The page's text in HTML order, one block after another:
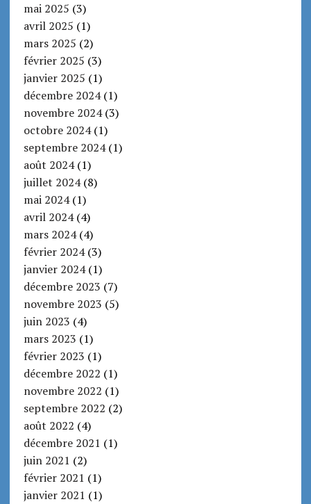
mai 2025 (3)
avril 2025 (1)
mars 2025 (2)
février 2025 (3)
janvier 2025 (1)
décembre 2024(1)
novembre 2024(3)
octobre 2024(1)
septembre 2024(1)
août 2024(1)
juillet 2024(8)
mai 2024(1)
avril 2024(4)
mars 2024(4)
février 2024(3)
janvier 2024(1)
décembre 2023 (7)
novembre 2023 (5)
juin 2023 (4)
mars 2023 (1)
février 2023 (1)
décembre 2022 (1)
novembre 2022 (1)
septembre 2022 (2)
août 2022 (4)
décembre 2021 (1)
juin 2021 (2)
février 2021 (1)
janvier 2021 (1)